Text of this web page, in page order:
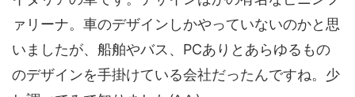
ァリーナ。車のデザインしかやっていないのかと思
いましたが、船舶やバス、PCありとあらゆるもの
のデザインを手掛けている会社だったんですね。少